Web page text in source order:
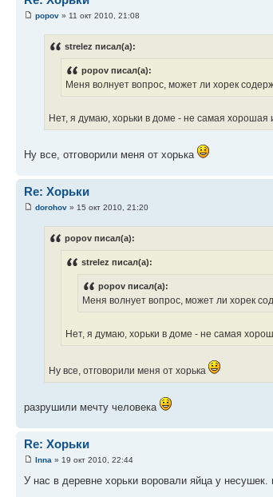
popov » 11 окт 2010, 21:08
strelez писал(а):
popov писал(а):
Меня волнует вопрос, может ли хорек
Нет, я думаю, хорьки в доме - не самая хорошая
Ну все, отговорили меня от хорька
Re: Хорьки
dorohov » 15 окт 2010, 21:20
popov писал(а):
strelez писал(а):
popov писал(а):
Меня волнует вопрос, может ли хорек
Нет, я думаю, хорьки в доме - не самая
Ну все, отговорили меня от хорька
разрушили мечту человека
Re: Хорьки
Inna » 19 окт 2010, 22:44
У нас в деревне хорьки воровали яйца у несушек.